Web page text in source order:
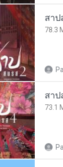
สาป
78.3
สาป
73.1